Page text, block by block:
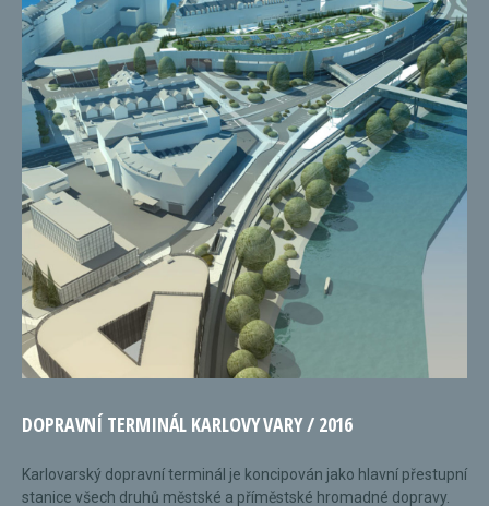
DOPRAVNÍ TERMINÁL KARLOVY VARY / 2016
Karlovarský dopravní terminál je koncipován jako hlavní přestupní
stanice všech druhů městské a příměstské hromadné dopravy.